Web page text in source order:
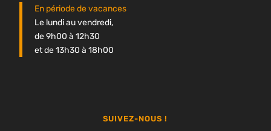
En période de vacances
Le lundi au vendredi,
de 9h00 à 12h30
et de 13h30 à 18h00
SUIVEZ-NOUS !